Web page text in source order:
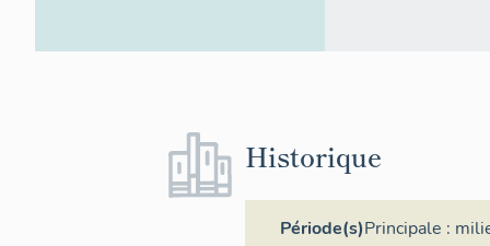
Historique
Période(s)Principale :